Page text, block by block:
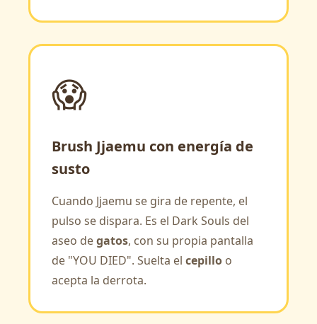
😱
Brush Jjaemu con energía de
susto
Cuando Jjaemu se gira de repente, el
pulso se dispara. Es el Dark Souls del
aseo degatos, con su propia pantalla
de "YOU DIED". Suelta el cepillo o
acepta la derrota.